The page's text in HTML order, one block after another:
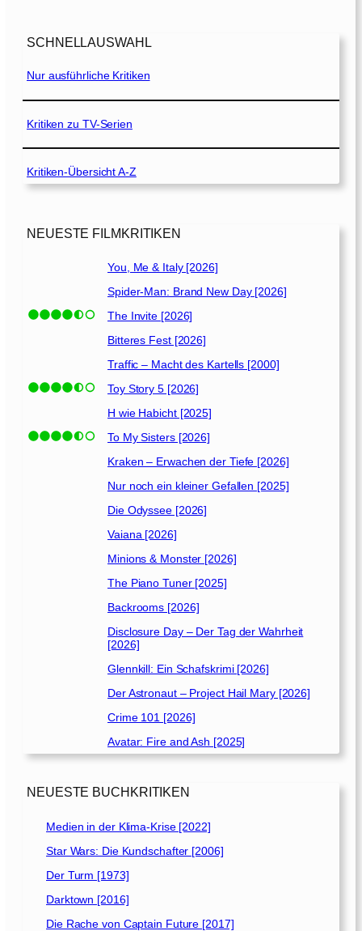
h
l
l
i
o
r
0
SCHNELLAUSWAHL
Nur ausführliche Kritiken
Kritiken zu TV-Serien
Kritiken-Übersicht A-Z
NEUESTE FILMKRITIKEN
You, Me & Italy [2026]
Spider-Man: Brand New Day [2026]
The Invite [2026]
Bitteres Fest [2026]
Traffic – Macht des Kartells [2000]
Toy Story 5 [2026]
H wie Habicht [2025]
To My Sisters [2026]
Kraken – Erwachen der Tiefe [2026]
Nur noch ein kleiner Gefallen [2025]
Die Odyssee [2026]
Vaiana [2026]
Minions & Monster [2026]
The Piano Tuner [2025]
Backrooms [2026]
Disclosure Day – Der Tag der Wahrheit
[2026]
Glennkill: Ein Schafskrimi [2026]
Der Astronaut – Project Hail Mary [2026]
Crime 101 [2026]
Avatar: Fire and Ash [2025]
NEUESTE BUCHKRITIKEN
Medien in der Klima-Krise [2022]
Star Wars: Die Kundschafter [2006]
Der Turm [1973]
Darktown [2016]
Die Rache von Captain Future [2017]